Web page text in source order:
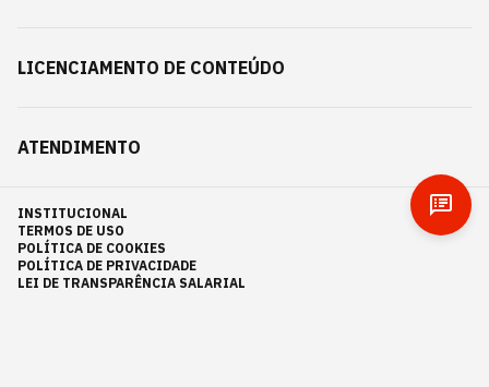
LICENCIAMENTO DE CONTEÚDO
ATENDIMENTO
INSTITUCIONAL
TERMOS DE USO
POLÍTICA DE COOKIES
POLÍTICA DE PRIVACIDADE
LEI DE TRANSPARÊNCIA SALARIAL